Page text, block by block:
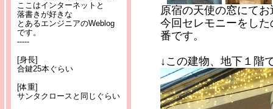
ここはインターネットと
落書きが好きな
とあるエンジニアのWeblog
です。
-----
[身長]
合鍵25本ぐらい
[体重]
サンタクロースと同じぐらい
原宿の天使の窓にて
今回セレモニーをし
番です。
↓この建物、地下１階